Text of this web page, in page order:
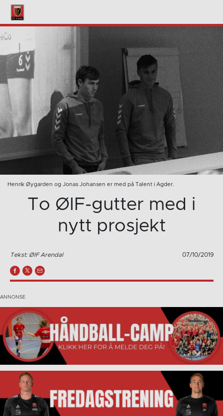
Henrik Øygarden og Jonas Johansen er med på Talent i Agder.
To ØIF-gutter med i
nytt prosjekt
Tekst: ØIF Arendal 07/10/2019